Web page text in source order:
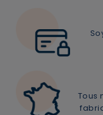
Supprimer le
Voulez-vous
du panier ?
Tous